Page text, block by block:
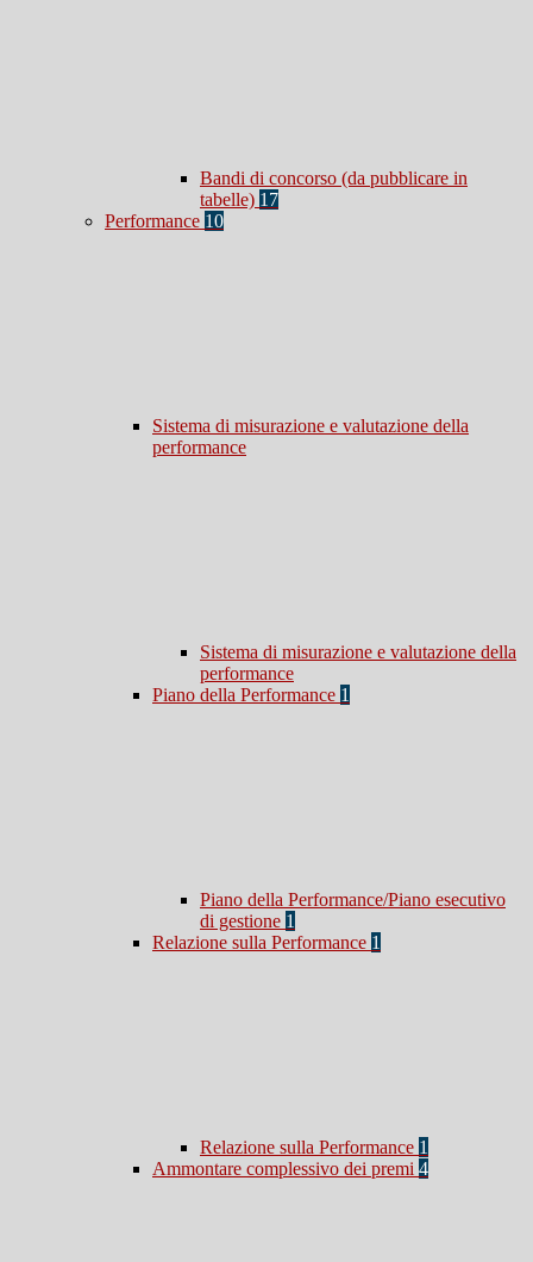
Bandi di concorso (da pubblicare in
tabelle) 17
Performance 10
Sistema di misurazione e valutazione della
performance
Sistema di misurazione e valutazione della
performance
Piano della Performance 1
Piano della Performance/Piano esecutivo
di gestione 1
Relazione sulla Performance 1
Relazione sulla Performance 1
Ammontare complessivo dei premi 4